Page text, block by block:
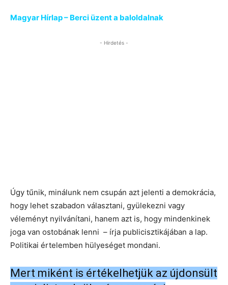
Magyar Hírlap – Berci üzent a baloldalnak
- Hirdetés -
Úgy tűnik, minálunk nem csupán azt jelenti a demokrácia,
hogy lehet szabadon választani, gyülekezni vagy
véleményt nyilvánítani, hanem azt is, hogy mindenkinek
joga van ostobának lenni – írja publicisztikájában a lap.
Politikai értelemben hülyeséget mondani.
Mert miként is értékelhetjük az újdonsült